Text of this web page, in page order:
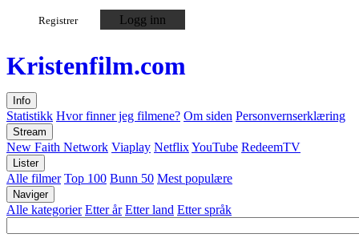
Registrer Logg inn
Kristenfilm.com
Info
Statistikk Hvor finner jeg filmene? Om siden Personvernserklæring
Stream
New Faith Network Viaplay NetflixYouTube RedeemTV
Lister
Alle filmer Top 100 Bunn 50 Mest populære
Naviger
Alle kategorier Etter år Etter land Etter språk